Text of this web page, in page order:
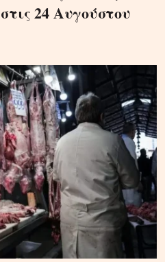
24 Αυγούστου